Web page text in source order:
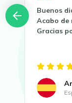
Buenos
Acabo de
Gracias